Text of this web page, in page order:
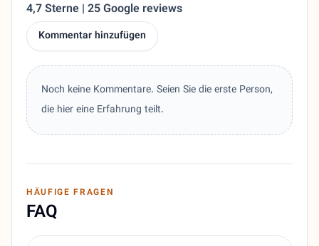
4,7 Sterne | 25 Google reviews
Kommentar hinzufügen
Noch keine Kommentare. Seien Sie die erste Person,
die hier eine Erfahrung teilt.
HÄUFIGE FRAGEN
FAQ